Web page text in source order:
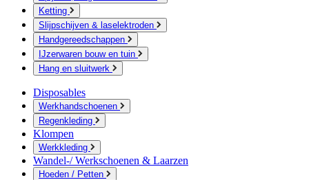
Ketting
Slijpschijven & laselektroden
Handgereedschappen
IJzerwaren bouw en tuin
Hang en sluitwerk
Disposables
Werkhandschoenen
Regenkleding
Klompen
Werkkleding
Wandel-/ Werkschoenen & Laarzen
Hoeden / Petten